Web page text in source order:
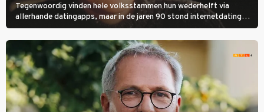
Tegenwoordig vinden hele volksstammen hun wederhelft via
allerhande datingapps, maar in de jaren 90 stond internetdating
nog in de kinderschoenen. In de film You've Got Mail zie je dat
terug.